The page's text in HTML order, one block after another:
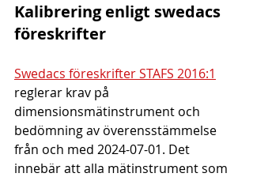
Kalibrering enligt swedacs
föreskrifter
Swedacs föreskrifter STAFS 2016:1
reglerar krav på
dimensionsmätinstrument och
bedömning av överensstämmelse
från och med 2024-07-01. Det
innebär att alla mätinstrument som